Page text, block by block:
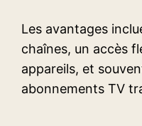
Les avantages
chaînes, un accès
appareils, et
abonnements TV